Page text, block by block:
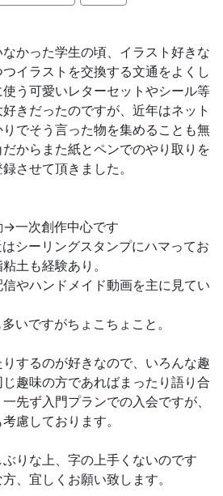
かった学生の頃、イラスト好きな
イラストを交換する文通をよくし
う可愛いレターセットやシール等
きだったのですが、近年はネット
でそう言った物を集めることも無
からまた紙とペンでのやり取りを
させて頂きました。
→一次創作中心です
シーリングスタンプにハマってお
土も経験あり。
やハンドメイド動画を主に見てい
いですがちょこちょこと。
するのが好きなので、いろんな趣
趣味の方であればまったり語り合
先ず入門プランでの入会ですが、
慮しております。
りな上、字の上手くないのです
、宜しくお願い致します。